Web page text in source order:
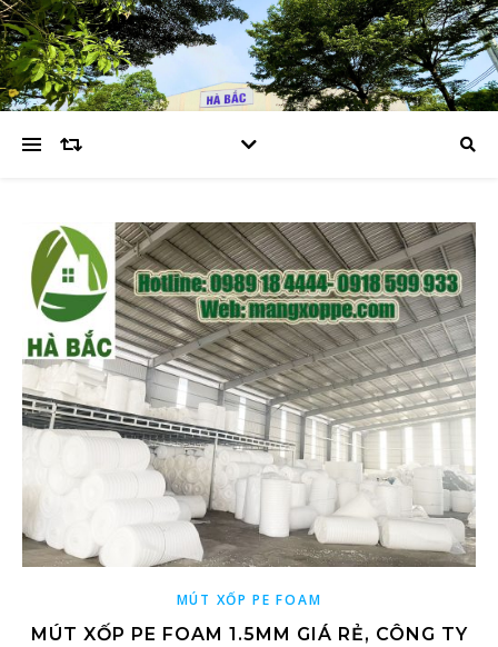
MÚT XỐP PE FOAM
MÚT XỐP PE FOAM 1.5MM GIÁ RẺ, CÔNG TY